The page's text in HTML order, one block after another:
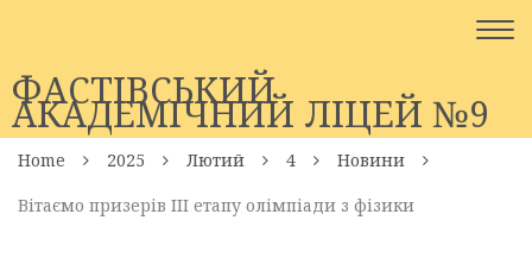
ФАСТІВСЬКИЙ
АКАДЕМІЧНИЙ ЛІЦЕЙ №9
Home 2025 Лютий 4
Новини
Вітаємо призерів ІІІ етапу олімпіади з фізики